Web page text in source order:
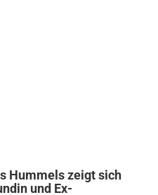
Hummels zeigt sich
und Ex-